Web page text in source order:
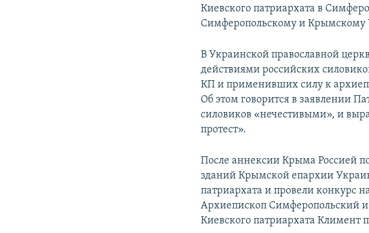
Киевского патриархата в
Симферопольскому и
В Украинской православной
действиями российских
КП и применивших силу к
Об этом говорится в заявлении
силовиков «нечестивыми», и
протест».
После аннексии Крыма Россией
зданий Крымской епархии
патриархата и провели конкурс
Архиепископ Симферопольский
Киевского патриархата Климент